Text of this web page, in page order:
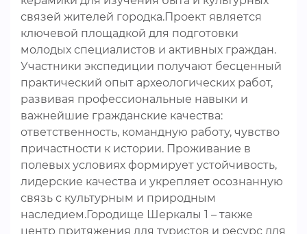
связей жителей городка.Проект является
ключевой площадкой для подготовки
молодых специалистов и активных граждан.
Участники экспедиции получают бесценный
практический опыт археологических работ,
развивая профессиональные навыки и
важнейшие гражданские качества:
ответственность, командную работу, чувство
причастности к истории. Проживание в
полевых условиях формирует устойчивость,
лидерские качества и укрепляет осознанную
связь с культурным и природным
наследием.Городище Шеркалы 1 – также
центр притяжения для туристов и ресурс для